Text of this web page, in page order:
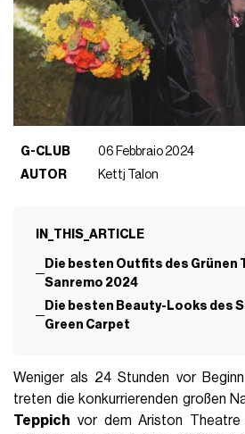
G-CLUB
06 Febbraio 2024
AUTOR
Kettj Talon
IN_THIS_ARTICLE
Die besten Outfits des Grünen
Sanremo 2024
Die besten Beauty-Looks des
Green Carpet
Weniger als 24 Stunden vor
treten die konkurrierenden großen
Teppich vor dem Ariston